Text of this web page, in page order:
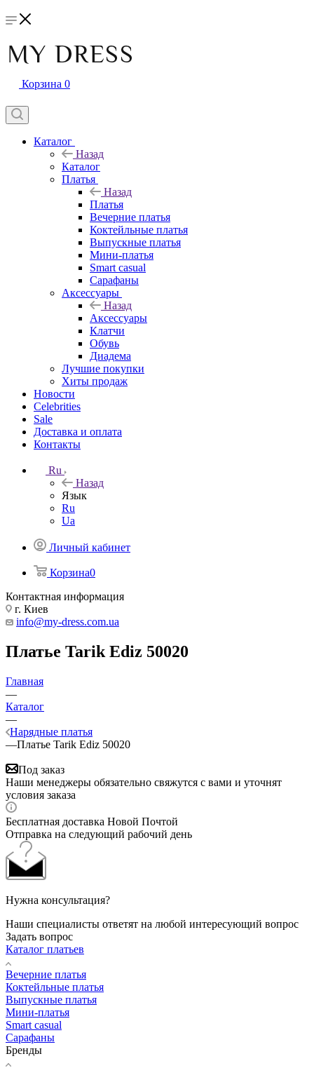
Корзина 0
Каталог
Назад
Каталог
Платья
Назад
Платья
Вечерние платья
Коктейльные платья
Выпускные платья
Мини-платья
Smart casual
Сарафаны
Аксессуары
Назад
Аксессуары
Клатчи
Обувь
Диадема
Лучшие покупки
Хиты продаж
Новости
Celebrities
Sale
Доставка и оплата
Контакты
Ru
Назад
Язык
Ru
Ua
Личный кабинет
Корзина0
Контактная информация
г. Киев
info@my-dress.com.ua
Платье Tarik Ediz 50020
Главная
—
Каталог
—
Нарядные платья
—Платье Tarik Ediz 50020
Под заказ
Наши менеджеры обязательно свяжутся с вами и уточнят
условия заказа
Бесплатная доставка Новой Почтой
Отправка на следующий рабочий день
Нужна консультация?
Наши специалисты ответят на любой интересующий вопрос
Задать вопрос
Каталог платьев
Вечерние платья
Коктейльные платья
Выпускные платья
Мини-платья
Smart casual
Сарафаны
Бренды